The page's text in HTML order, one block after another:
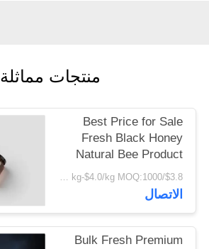
POLICY
منتجات مماثلة
Best Price for Sale
Fresh Black Honey
Natural Bee Product
Daily Dietary
Supplement Food
Grade Premium Black
$3.8/kg-$4.0/kg MOQ:1000 كجم
الاتصال
Bulk Fresh Premium